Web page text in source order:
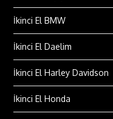
İkinci El BMW
İkinci El Daelim
İkinci El Harley Davidson
İkinci El Honda